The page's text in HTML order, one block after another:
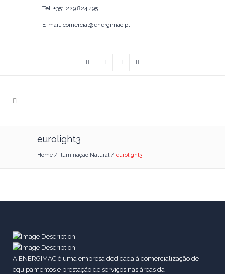
Tel: +351 229 824 495
E-mail: comercial@energimac.pt
eurolight3
Home / Iluminação Natural/ eurolight3
A ENERGIMAC é uma empresa dedicada à comercialização de
equipamentos e prestação de serviços nas áreas da